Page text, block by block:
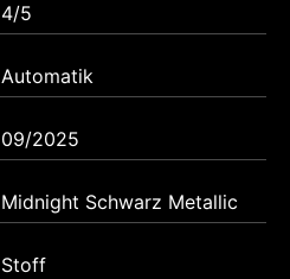
4/5
Automatik
09/2025
Midnight Schwarz Metallic
Stoff